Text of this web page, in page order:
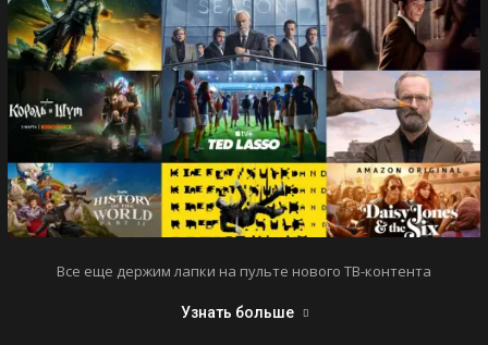
Все еще держим лапки на пульте нового ТВ-контента
Узнать больше